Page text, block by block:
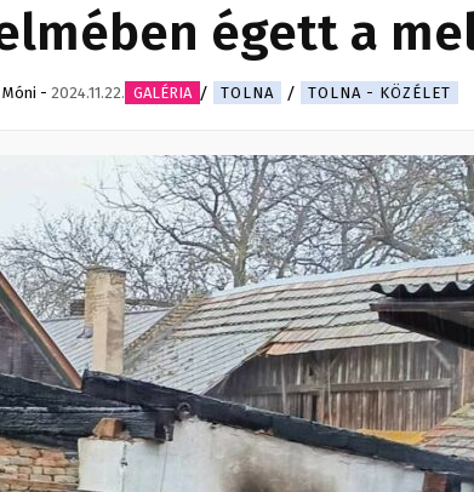
égett a
- 2024.11.22. GALÉRIA TOLNA TOLNA - KÖZÉLET